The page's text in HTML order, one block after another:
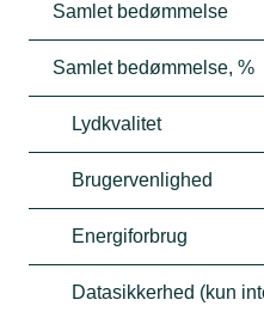
Samlet bedømmelse
Samlet bedømmelse, %
Lydkvalitet
Brugervenlighed
Energiforbrug
Datasikkerhed (kun